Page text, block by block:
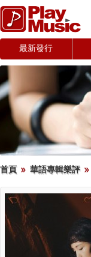
最新發行
首頁 華語專輯樂評